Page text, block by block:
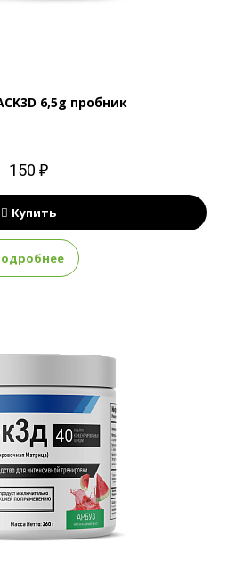
6,5g пробник
150 ₽
Купить